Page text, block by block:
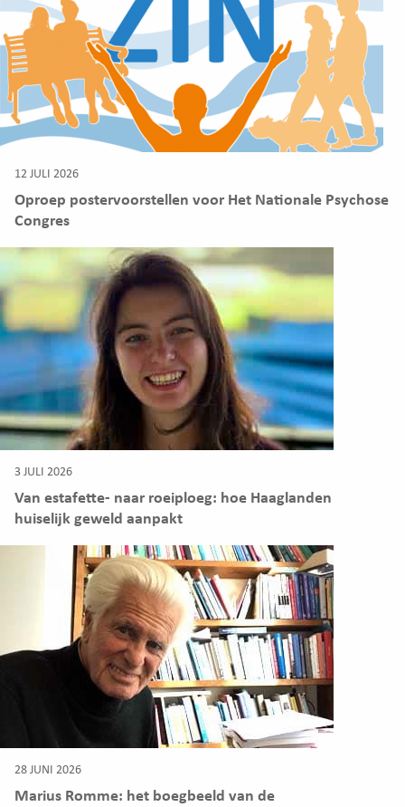
12 JULI 2026
Oproep postervoorstellen voor Het Nationale Psychose
Congres
3 JULI 2026
Van estafette- naar roeiploeg: hoe Haaglanden
huiselijk geweld aanpakt
28 JUNI 2026
Marius Romme: het boegbeeld van de